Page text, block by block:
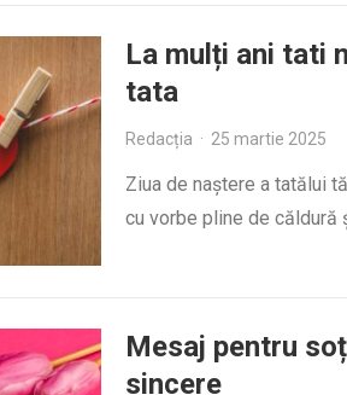
La mulți ani tati
tata
Redacția · 25 martie 2025
Ziua de naștere a tatălui
cu vorbe pline de căldură
Mesaj pentru
sincere